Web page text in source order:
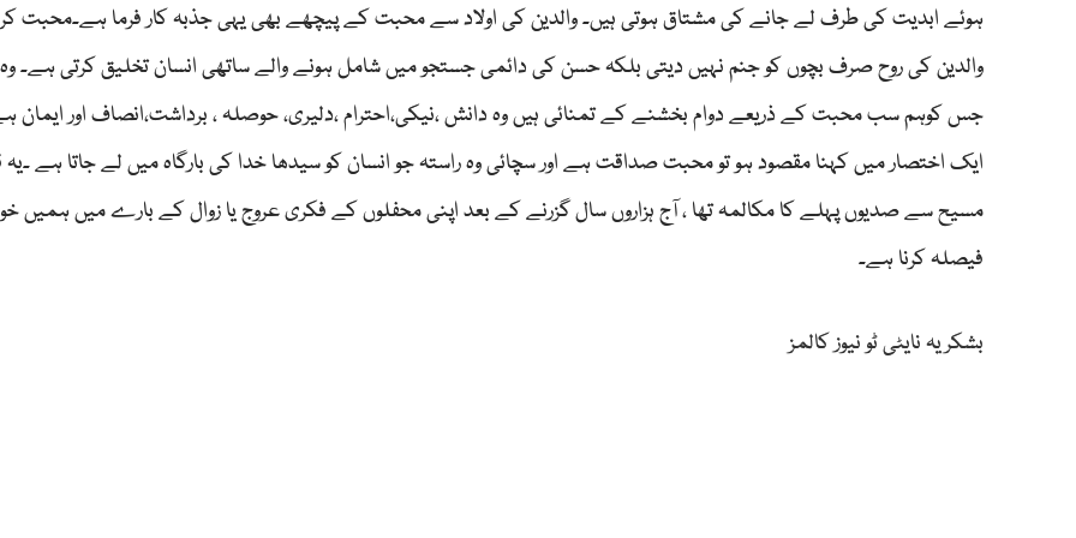
ہوئے ابدیت کی طرف لے جانے کی مشتاق ہوتی ہیں۔ والدین کی اولاد سے محبت کے پیچھے بھی یہی جذبہ کار فرما ہے۔محبت
والدین کی روح صرف بچوں کو جنم نہیں دیتی بلکہ حسن کی دائمی جستجو میں شامل ہونے والے ساتھی انسان تخلیق کرتی ہے۔
جس کوہم سب محبت کے ذریعے دوام بخشنے کے تمنائی ہیں وہ دانش ،نیکی،احترام ،دلیری، حوصلہ ، برداشت،انصاف اور ایمان
ایک اختصار میں کہنا مقصود ہو تو محبت صداقت ہے اور سچائی وہ راستہ جو انسان کو سیدھا خدا کی بارگاہ میں لے جاتا ہے
مسیح سے صدیوں پہلے کا مکالمہ تھا ، آج ہزاروں سال گزرنے کے بعد اپنی محفلوں کے فکری عروج یا زوال کے بارے میں ہمیں
فیصلہ کرنا ہے۔
بشکریہ نایٹی ٹو نیوز کالمز